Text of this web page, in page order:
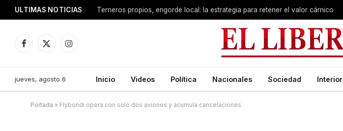
ULTIMAS NOTICIAS Terneros propios, engorde local: la estrategia para retener el valor cárnico
Facebook
X
Instagram
jueves, agosto 6 Inicio Videos Política Nacionales Sociedad Interior
Portada » Flybondi opera con solo dos aviones y acumula cancelaciones